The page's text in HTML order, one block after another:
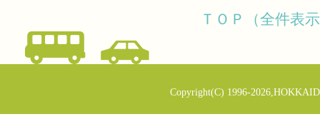
ＴＯＰ（全件表
Copyright(C) 1996-